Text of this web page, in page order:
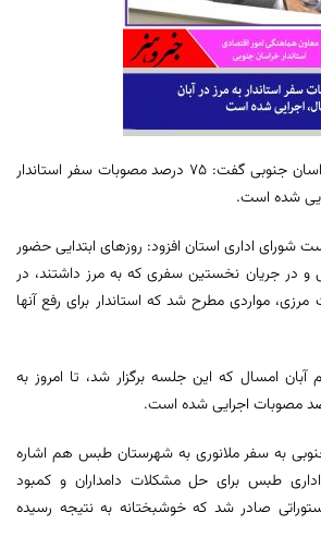
امور اقتصادی استاندار خراسان جنوبی گفت: ۷۵ درصد مصوبات سفر استاندار
شده است.
شورای اداری استان افزود: روزهای ابتدایی حضور
و در جریان نخستین سفری که به مرز داشتند، در
مواردی مطرح شد که استاندار برای رفع آنها
امسال که این جلسه برگزار شد، تا امروز به
به سفر ملانوری به شهرستان طبس هم اشاره
طبس برای حل مشکلات دامداران و کمبود
صادر شد که خوشبختانه به نتیجه رسیده